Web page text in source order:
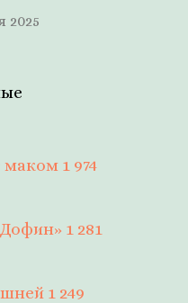
2025
маком 1 974
1 281
1 249